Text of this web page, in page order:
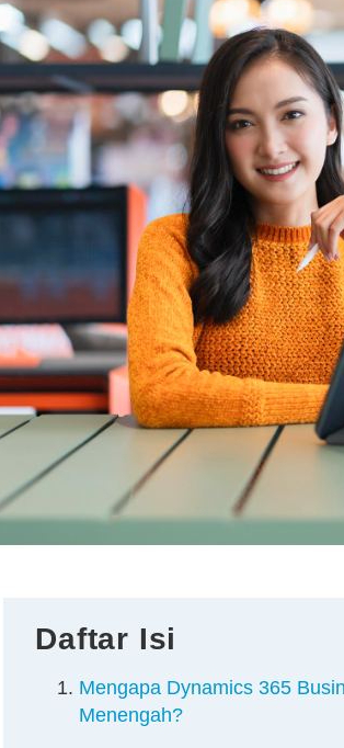
Daftar Isi
Mengapa Dynamics 365
Menengah?